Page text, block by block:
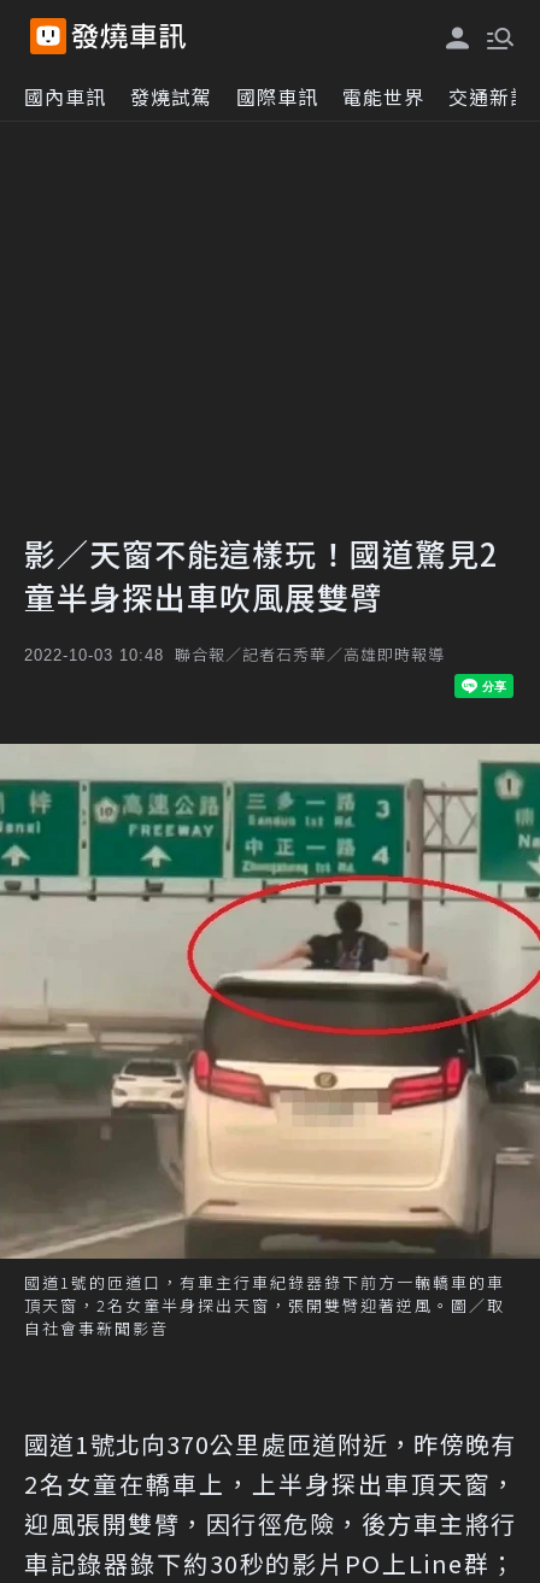
國內車訊 發燒試駕 國際車訊 電能世界 交通新訊
影／天窗不能這樣玩！國道驚見2
童半身探出車吹風展雙臂
2022-10-03 10:48 聯合報／記者石秀華／高雄即時報導
國道1號的匝道口，有車主行車紀錄器錄下前方一輛轎車的車
頂天窗，2名女童半身探出天窗，張開雙臂迎著逆風。圖／取
自社會事新聞影音
國道1號北向370公里處匝道附近，昨傍晚有
2名女童在轎車上，上半身探出車頂天窗，
迎風張開雙臂，因行徑危險，後方車主將行
車記錄器錄下約30秒的影片PO上Line群；